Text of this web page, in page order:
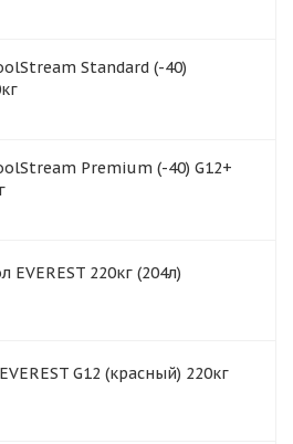
Standard (-40)
Premium (-40) G12+
EVEREST 220кг (204л)
G12 (красный) 220кг